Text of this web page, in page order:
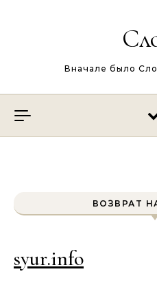
Вначале было
ВОЗВРАТ
syur.info